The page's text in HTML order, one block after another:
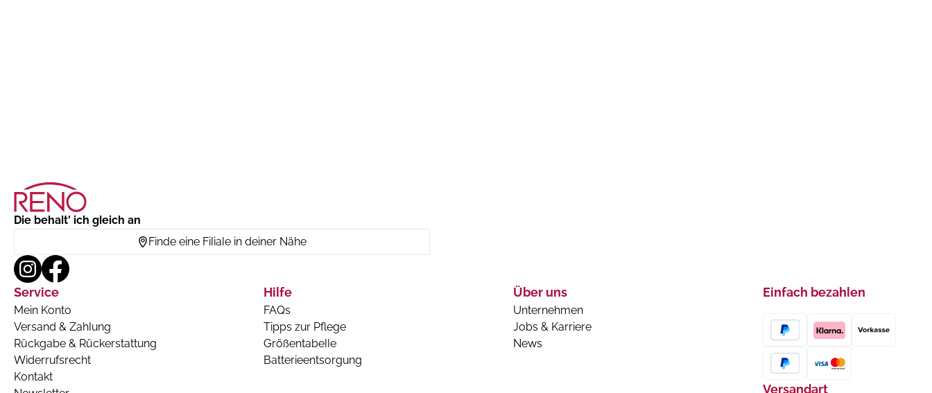
Die behalt' ich gleich an
Finde eine Filiale in deiner Nähe
Service
Mein Konto
Versand & Zahlung
Rückgabe & Rückerstattung
Widerrufsrecht
Kontakt
Hilfe
FAQs
Tipps zur Pflege
Größentabelle
Batterieentsorgung
Über uns
Unternehmen
Jobs & Karriere
News
Einfach bezahlen
Versandart